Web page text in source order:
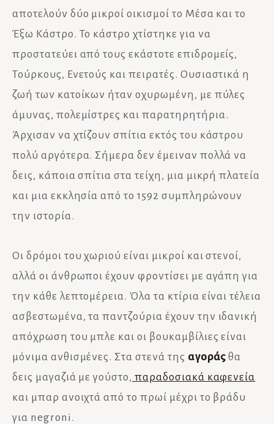
αποτελούν δύο μικροί οικισμοί το Μέσα και το
Έξω Κάστρο. Το κάστρο χτίστηκε για να
προστατεύει από τους εκάστοτε επιδρομείς,
Τούρκους, Ενετούς και πειρατές. Ουσιαστικά η
ζωή των κατοίκων ήταν οχυρωμένη, με πύλες
άμυνας, πολεμίστρες και παρατηρητήρια.
Άρχισαν να χτίζουν σπίτια εκτός του κάστρου
πολύ αργότερα. Σήμερα δεν έμειναν πολλά να
δεις, κάποια σπίτια στα τείχη, μια μικρή πλατεία
και μια εκκλησία από το 1592 συμπληρώνουν
την ιστορία.
Οι δρόμοι του χωριού είναι μικροί και στενοί,
αλλά οι άνθρωποι έχουν φροντίσει με αγάπη για
την κάθε λεπτομέρεια. Όλα τα κτίρια είναι τέλεια
ασβεστωμένα, τα παντζούρια έχουν την ιδανική
απόχρωση του μπλε και οι βουκαμβίλιες είναι
μόνιμα ανθισμένες. Στα στενά της αγοράς θα
δεις μαγαζιά με γούστο, παραδοσιακά καφενεία
και μπαρ ανοιχτά από το πρωί μέχρι το βράδυ
για negroni.